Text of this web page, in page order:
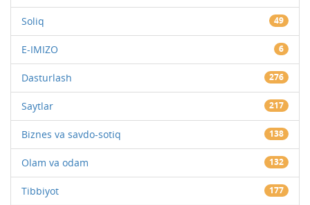
Soliq 49
E-IMIZO 6
Dasturlash 276
Saytlar 217
Biznes va savdo-sotiq 138
Olam va odam 132
Tibbiyot 177